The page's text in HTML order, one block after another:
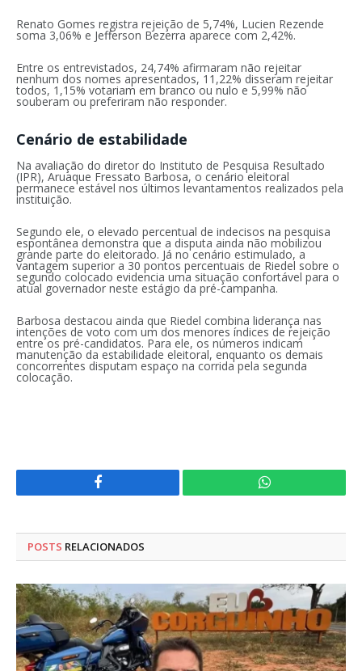
Renato Gomes registra rejeição de 5,74%, Lucien Rezende
soma 3,06% e Jefferson Bezerra aparece com 2,42%.
Entre os entrevistados, 24,74% afirmaram não rejeitar
nenhum dos nomes apresentados, 11,22% disseram rejeitar
todos, 1,15% votariam em branco ou nulo e 5,99% não
souberam ou preferiram não responder.
Cenário de estabilidade
Na avaliação do diretor do Instituto de Pesquisa Resultado
(IPR), Aruaque Fressato Barbosa, o cenário eleitoral
permanece estável nos últimos levantamentos realizados pela
instituição.
Segundo ele, o elevado percentual de indecisos na pesquisa
espontânea demonstra que a disputa ainda não mobilizou
grande parte do eleitorado. Já no cenário estimulado, a
vantagem superior a 30 pontos percentuais de Riedel sobre o
segundo colocado evidencia uma situação confortável para o
atual governador neste estágio da pré-campanha.
Barbosa destacou ainda que Riedel combina liderança nas
intenções de voto com um dos menores índices de rejeição
entre os pré-candidatos. Para ele, os números indicam
manutenção da estabilidade eleitoral, enquanto os demais
concorrentes disputam espaço na corrida pela segunda
colocação.
Facebook WhatsApp
POSTS RELACIONADOS